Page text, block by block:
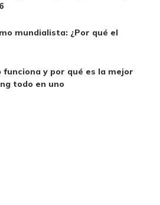
mundialista: ¿Por qué el
funciona y por qué es la mejor
todo en uno